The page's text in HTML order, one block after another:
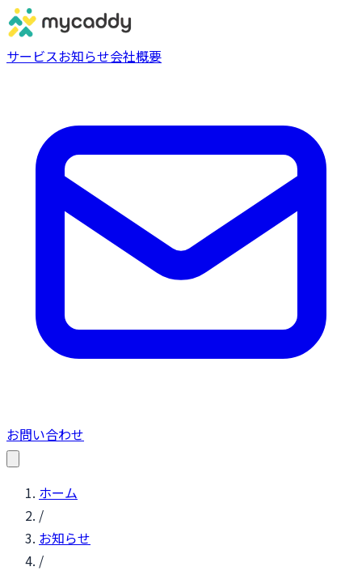
サービスお知らせ会社概要
お問い合わせ
ホーム
/
お知らせ
/